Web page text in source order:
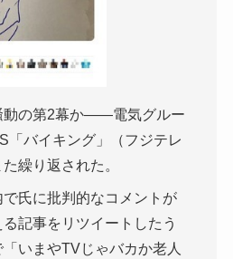
動の第2幕か――電気グルー
「バイキング」（フジテレ
繰り返された。
氏に批判的なコメントが
記事をリツイートしたう
いまやTVじゃバカか老人